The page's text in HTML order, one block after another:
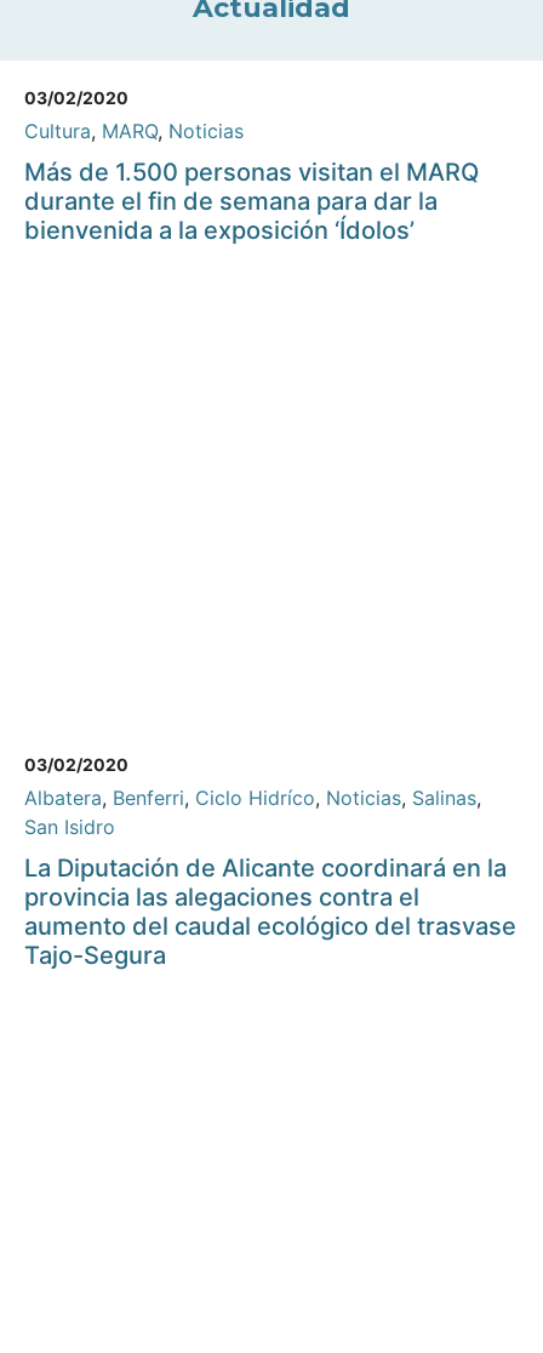
Actualidad
03/02/2020
Cultura, MARQ, Noticias
Más de 1.500 personas visitan el MARQ
durante el fin de semana para dar la
bienvenida a la exposición ‘Ídolos’
03/02/2020
Albatera, Benferri, Ciclo Hidríco, Noticias, Salinas,
San Isidro
La Diputación de Alicante coordinará en la
provincia las alegaciones contra el
aumento del caudal ecológico del trasvase
Tajo-Segura